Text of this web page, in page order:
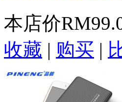
本店价
收藏 | 购买 |